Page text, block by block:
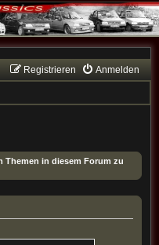
Anmelden
Registrieren
Themen in diesem Forum zu